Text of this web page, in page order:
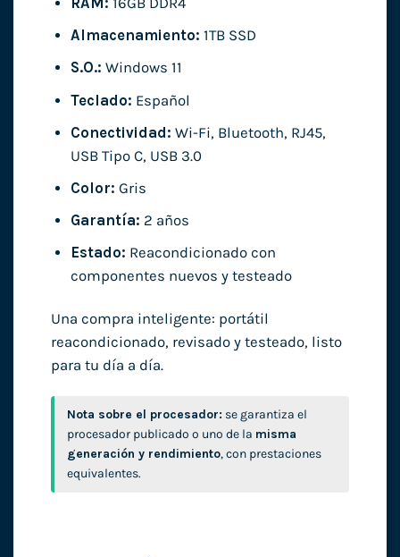
Almacenamiento: 1TB SSD
S.O.: Windows 11
Teclado: Español
Conectividad: Wi-Fi, Bluetooth, RJ45,
USB Tipo C, USB 3.0
Color: Gris
Garantía: 2 años
Estado: Reacondicionado con
componentes nuevos y testeado
Una compra inteligente: portátil
reacondicionado, revisado y testeado, listo
para tu día a día.
Nota sobre el procesador: se garantiza el
procesador publicado o uno de la misma
generación y rendimiento, con prestaciones
equivalentes.